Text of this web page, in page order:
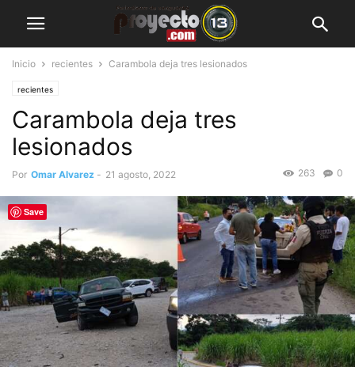
Inicio recientes Carambola deja tres lesionados
recientes
Carambola deja tres
lesionados
Por Omar Alvarez - 21 agosto, 2022 0
263
Save